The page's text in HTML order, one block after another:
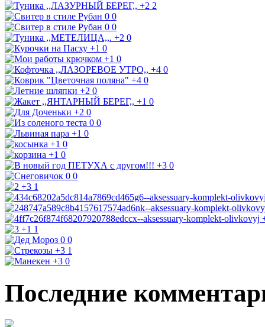
+2 2
0 0
0 0
+2 0
+1 0
+1 0
+4 0
+4 0
+2 0
+1 0
+2 0
0 0
+1 0
+1 0
+1 0
+3 0
0 0
+3 1
+1 1
0 0
+3 1
+3 0
Последние